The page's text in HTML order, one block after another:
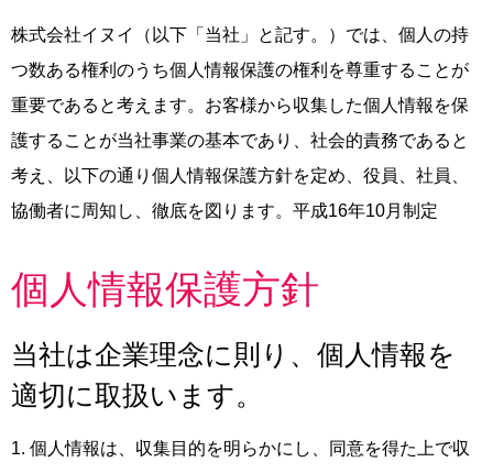
RECRUIT
株式会社イヌイ（以下「当社」と記す。）では、個人の持
つ数ある権利のうち個人情報保護の権利を尊重することが
重要であると考えます。お客様から収集した個人情報を保
護することが当社事業の基本であり、社会的責務であると
考え、以下の通り個人情報保護方針を定め、役員、社員、
協働者に周知し、徹底を図ります。平成16年10月制定
個人情報保護方針
当社は企業理念に則り、個人情報を
適切に取扱います。
1. 個人情報は、収集目的を明らかにし、同意を得た上で収